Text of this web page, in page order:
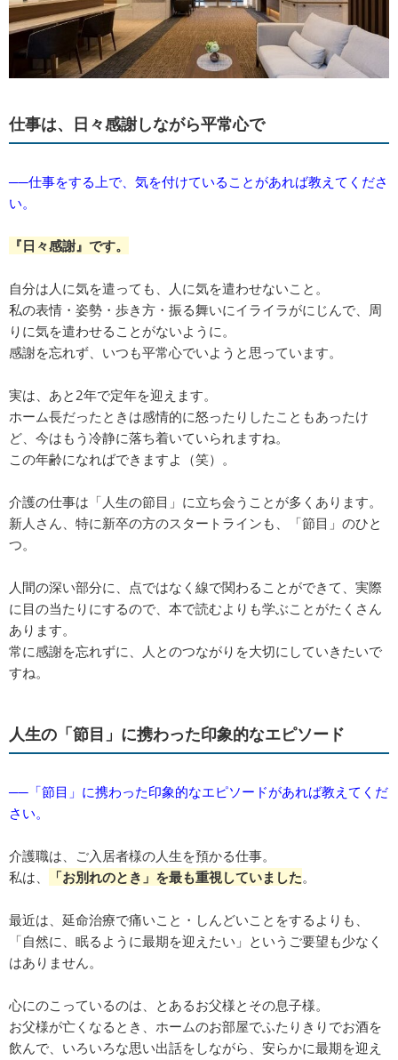
仕事は、日々感謝しながら平常心で
──仕事をする上で、気を付けていることがあれば教えてくださ
い。
『日々感謝』です。
自分は人に気を遣っても、人に気を遣わせないこと。
私の表情・姿勢・歩き方・振る舞いにイライラがにじんで、周
りに気を遣わせることがないように。
感謝を忘れず、いつも平常心でいようと思っています。
実は、あと2年で定年を迎えます。
ホーム長だったときは感情的に怒ったりしたこともあったけ
ど、今はもう冷静に落ち着いていられますね。
この年齢になればできますよ（笑）。
介護の仕事は「人生の節目」に立ち会うことが多くあります。
新人さん、特に新卒の方のスタートラインも、「節目」のひと
つ。
人間の深い部分に、点ではなく線で関わることができて、実際
に目の当たりにするので、本で読むよりも学ぶことがたくさん
あります。
常に感謝を忘れずに、人とのつながりを大切にしていきたいで
すね。
人生の「節目」に携わった印象的なエピソード
──「節目」に携わった印象的なエピソードがあれば教えてくだ
さい。
介護職は、ご入居者様の人生を預かる仕事。
私は、
「お別れのとき」を最も重視していました。
最近は、延命治療で痛いこと・しんどいことをするよりも、
「自然に、眠るように最期を迎えたい」というご要望も少なく
はありません。
心にのこっているのは、とあるお父様とその息子様。
お父様が亡くなるとき、ホームのお部屋でふたりきりでお酒を
飲んで、いろいろな思い出話をしながら、安らかに最期を迎え